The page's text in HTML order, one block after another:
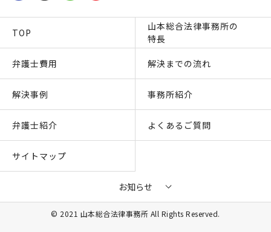
TOP
山本総合法律事務所の
特長
弁護士費用 解決までの流れ
解決事例 事務所紹介
弁護士紹介 よくあるご質問
サイトマップ
お知らせ
© 2021 山本総合法律事務所 All Rights Reserved.